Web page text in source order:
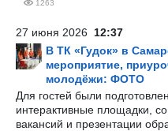
1263
27 июня 2026 12:37
В ТК «Гудок» в
мероприятие,
молодёжи: ФОТО
Для гостей были
интерактивные площадки,
вакансий и презентации